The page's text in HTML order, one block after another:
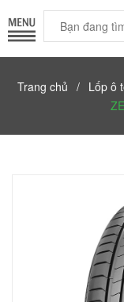
Trang chủ / Lốp ô